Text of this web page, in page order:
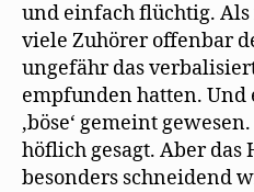
und einfach flüchtig.
viele Zuhörer offenbar
ungefähr das
empfunden hatten. Und
‚böse‘ gemeint
höflich gesagt. Aber das
besonders schneidend